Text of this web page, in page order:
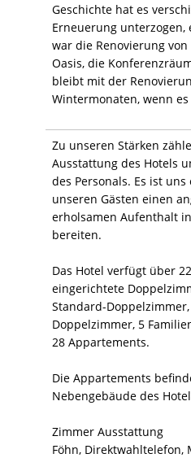
Geschichte hat es
Erneuerung
war die Renovierung von
Oasis, die
bleibt mit der
Wintermonaten, wenn
Zu unseren Stärken
Ausstattung des Hotels
des Personals. Es ist
unseren Gästen einen
erholsamen Aufenthalt
bereiten.
Das Hotel verfügt über
eingerichtete
Standard-
Doppelzimmer, 5
28 Appartements.
Die Appartements
Nebengebäude des
Zimmer Ausstattung
Föhn, Direktwahltelefon,